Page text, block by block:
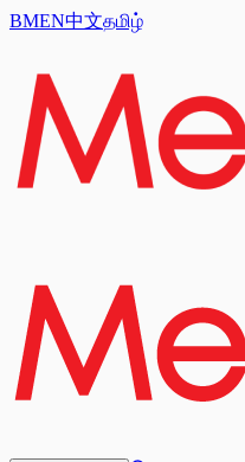
BMEN中文தமிழ்